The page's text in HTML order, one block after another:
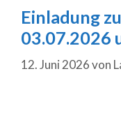
Einladung
03.07.2026
12. Juni 2026von